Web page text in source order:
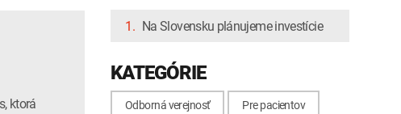
ktorá
1. Na Slovensku plánujeme investície
KATEGÓRIE
Odborná verejnosť Pre pacientov